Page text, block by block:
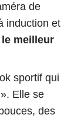
de
induction et
le meilleur
sportif qui
Elle se
des